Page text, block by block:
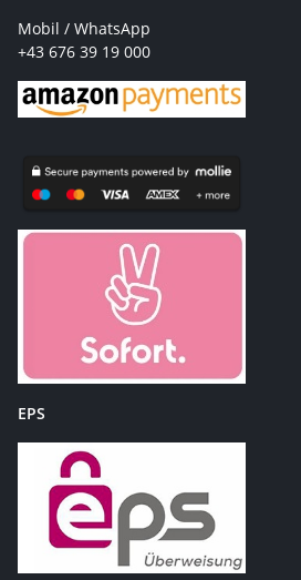
Mobil / WhatsApp
+43 676 39 19 000
EPS